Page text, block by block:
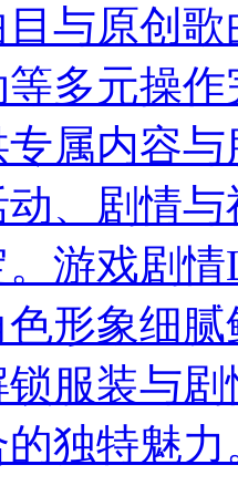
与原创
多元操
属内容
、剧情
游戏剧
形象细
服装与
独特魅力